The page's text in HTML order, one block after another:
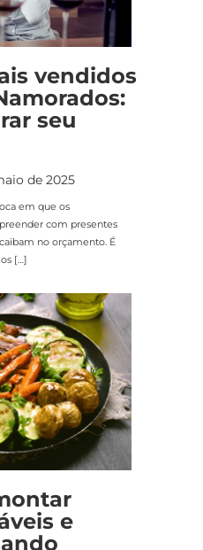
vendidos
seu
de 2025
em que os
com presentes
no orçamento. É
[…]
e